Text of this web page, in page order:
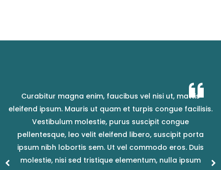
Curabitur magna enim, faucibus vel nisi ut, mattis
eleifend ipsum. Mauris ut quam et turpis congue facilisis.
Vestibulum molestie, purus suscipit congue
pellentesque, leo velit eleifend libero, suscipit porta
ipsum nibh lobortis sem. Ut vel commodo eros. Duis
molestie, nisi sed tristique elementum, nulla ipsum